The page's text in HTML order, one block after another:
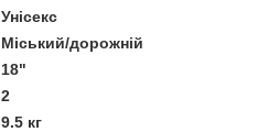
Унісекс
Міський/дорожній
18"
2
9.5 кг